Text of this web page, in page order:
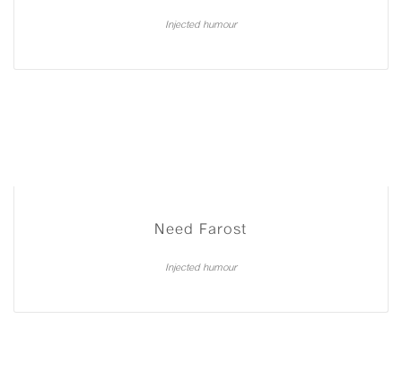
Injected humour
Need Farost
Injected humour